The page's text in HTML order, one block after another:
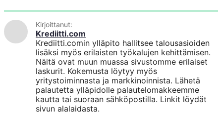
k
e
b
o
o
k
t
t
e
r
Kirjoittanut:
Krediitti.com
Krediitti.comin ylläpito hallitsee talousasioiden
lisäksi myös erilaisten työkalujen kehittämisen.
Näitä ovat muun muassa sivustomme erilaiset
laskurit. Kokemusta löytyy myös
yritystoiminnasta ja markkinoinnista. Lähetä
palautetta ylläpidolle palautelomakkeemme
kautta tai suoraan sähköpostilla. Linkit löydät
sivun alalaidasta.